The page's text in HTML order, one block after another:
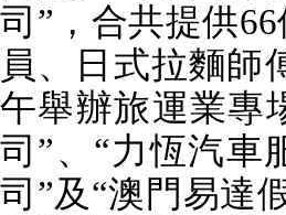
司”，合共提供66
員、日式拉麵師
午舉辦旅運業專
司”、“力恆汽車
司”及“澳門易達